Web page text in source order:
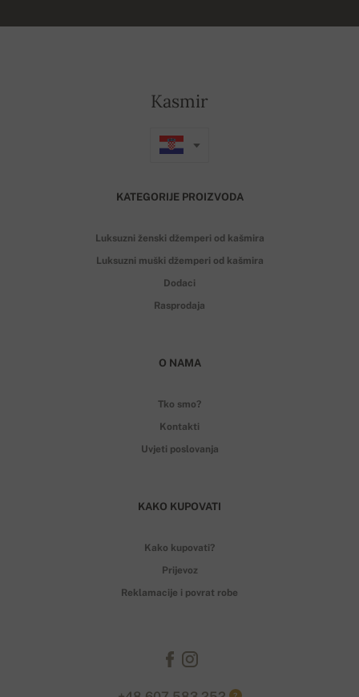
Kasmir
KATEGORIJE PROIZVODA
Luksuzni ženski džemperi od kašmira
Luksuzni muški džemperi od kašmira
Dodaci
Rasprodaja
O NAMA
Tko smo?
Kontakti
Uvjeti poslovanja
KAKO KUPOVATI
Kako kupovati?
Prijevoz
Reklamacije i povrat robe
?